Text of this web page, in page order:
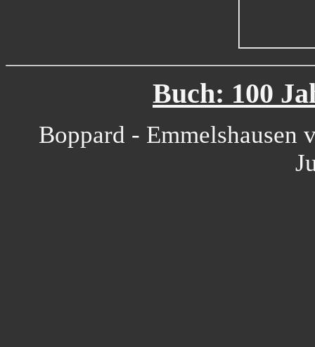
Buch: 100
Boppard - Emmelshausen